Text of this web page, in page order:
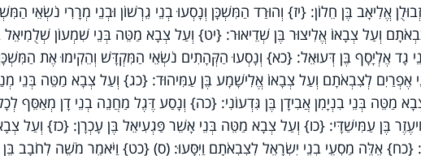
אֱלִיאָב בֶּן חֵלוֹן: {יז} וְהוּרַד הַמִּשְׁכָּן וְנָסְעוּ בְנֵי גֵרְשׁוֹן וּבְנֵי מְרָרִי נֹשְׂאֵי
וְעַל צְבָאוֹ אֱלִיצוּר בֶּן שְׁדֵיאוּר: {יט} וְעַל צְבָא מַטֵּה בְּנֵי שִׁמְעוֹן שְׁלֻמִיאֵל
גָד אֶלְיָסָף בֶּן דְּעוּאֵל: {כא} וְנָסְעוּ הַקְּהָתִים נֹשְׂאֵי הַמִּקְדָּשׁ וְהֵקִימוּ אֶת
אֶפְרַיִם לְצִבְאֹתָם וְעַל צְבָאוֹ אֱלִישָׁמָע בֶּן עַמִּיהוּד: {כג} וְעַל צְבָא מַטֵּה בְּנֵי
מַטֵּה בְּנֵי בִנְיָמִן אֲבִידָן בֶּן גִּדְעוֹנִי: {כה} וְנָסַע דֶּגֶל מַחֲנֵה בְנֵי דָן מְאַסֵּף
בֶּן עַמִּישַׁדָּי: {כו} וְעַל צְבָא מַטֵּה בְּנֵי אָשֵׁר פַּגְעִיאֵל בֶּן עָכְרָן: {כז} וְעַל
{כח} אֵלֶּה מַסְעֵי בְנֵי יִשְׂרָאֵל לְצִבְאֹתָם וַיִּסָּעוּ: (ס) {כט} וַיֹּאמֶר מֹשֶׁה לְחֹבָב בֶּן